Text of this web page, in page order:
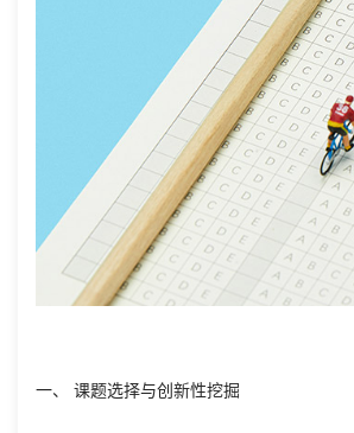
一、 课题选择与创新性挖掘